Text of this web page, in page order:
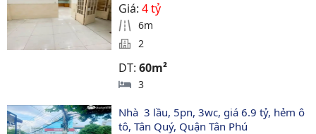
Giá:4 tỷ
6m
2
DT:60m²
3
Nhà  3 lầu, 5pn, 3wc, giá 6.9 tỷ, hẻm ô
tô, Tân Quý, Quận Tân Phú